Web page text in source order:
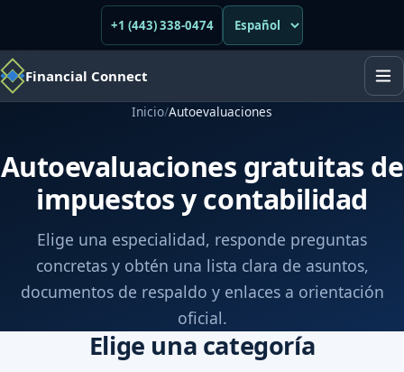
+1 (443) 338-0474
Financial Connect
Inicio/Autoevaluaciones
Autoevaluaciones gratuitas de
impuestos y contabilidad
Elige una especialidad, responde preguntas
concretas y obtén una lista clara de asuntos,
documentos de respaldo y enlaces a orientación
oficial.
Elige una categoría